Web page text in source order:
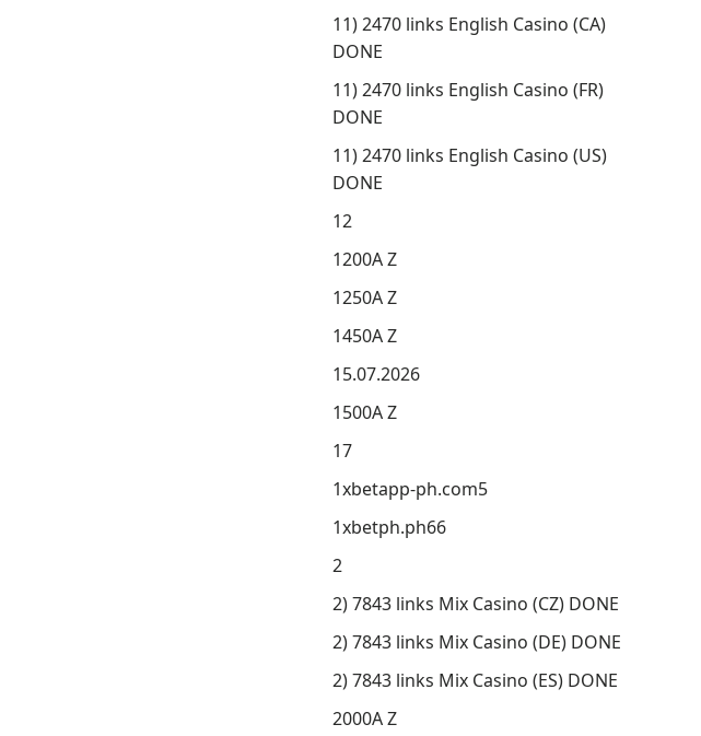
11) 2470 links English Casino (CA)
DONE
11) 2470 links English Casino (FR)
DONE
11) 2470 links English Casino (US)
DONE
12
1200A Z
1250A Z
1450A Z
15.07.2026
1500A Z
17
1xbetapp-ph.com5
1xbetph.ph66
2
2) 7843 links Mix Casino (CZ) DONE
2) 7843 links Mix Casino (DE) DONE
2) 7843 links Mix Casino (ES) DONE
2000A Z